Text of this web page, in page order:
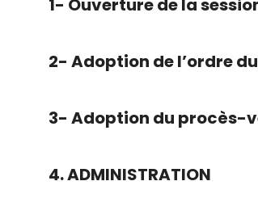
1- Ouverture de la
2- Adoption de l’ordre
3- Adoption du procès-
4. ADMINISTRATION